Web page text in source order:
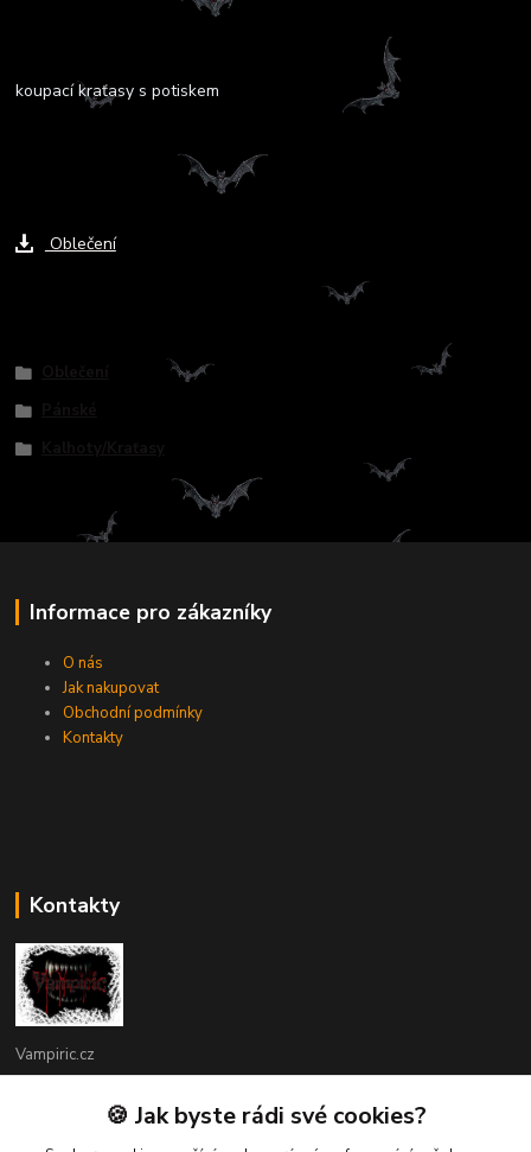
koupací kraťasy s potiskem
Oblečení
Informace pro zákazníky
O nás
Jak nakupovat
Obchodní podmínky
Kontakty
Kontakty
Vampiric.cz
+420 774 198 598
🍪 Jak byste rádi své cookies?